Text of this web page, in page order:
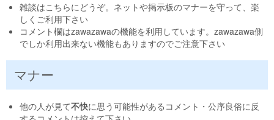
雑談はこちらにどうぞ。ネットや掲示板のマナーを守って、楽
しくご利用下さい
コメント欄はzawazawaの機能を利用しています。zawazawa側
でしか利用出来ない機能もありますのでご注意下さい
マナー
他の人が見て不快に思う可能性があるコメント・公序良俗に反